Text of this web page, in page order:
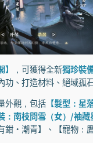
，可獲得全新獨珍裝
功、打造材料、絕域孤
觀，包括【髮型：星
南枝問雪（女）/袖藏
鉗·潮青】、【寵物